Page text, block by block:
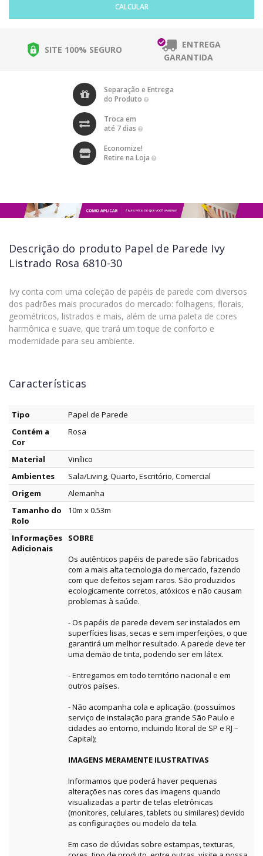
CALCULAR
SITE 100% SEGURO
ENTREGA
GARANTIDA
Separação e Entrega
do Produto
Troca em
até 7 dias
Economize!
Retire na Loja
Descrição do produto Papel de Parede Ivy
Listrado Rosa 6810-30
Ivy conta com uma coleção de papéis de parede com diversos
dos padrões mais procurados do mercado: folhagens, florais,
geométricos, listrados e mais, além de uma paleta de cores
harmônica e suave, que trará um toque de conforto e
modernidade para seu ambiente.
Características
Tipo
Papel de Parede
Contém a
Cor
Rosa
Material
Vinílico
Ambientes
Sala/Living, Quarto, Escritório, Comercial
Origem
Alemanha
Tamanho do
Rolo
10m x 0.53m
Informações
Adicionais
SOBRE
Os autênticos papéis de parede são fabricados
com a mais alta tecnologia do mercado, fazendo
com que defeitos sejam raros. São produzidos
ecologicamente corretos, atóxicos e não causam
problemas à saúde.
- Os papéis de parede devem ser instalados em
superfícies lisas, secas e sem imperfeições, o que
garantirá um melhor resultado. A parede deve ter
uma demão de tinta, podendo ser em látex.
- Entregamos em todo território nacional e em
outros países.
- Não acompanha cola e aplicação. (possuímos
serviço de instalação para grande São Paulo e
cidades ao entorno, incluindo litoral de SP e RJ –
Capital);
IMAGENS MERAMENTE ILUSTRATIVAS
Informamos que poderá haver pequenas
alterações nas cores das imagens quando
visualizadas a partir de telas eletrônicas
(monitores, celulares, tablets ou similares) devido
as configurações ou modelo da tela.
Em caso de dúvidas sobre estampas, texturas,